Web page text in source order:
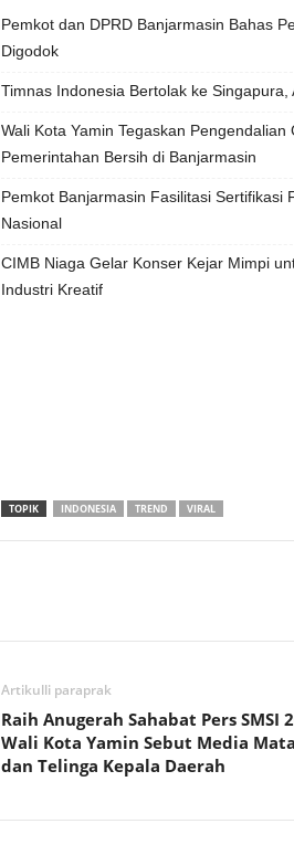
Pemkot dan DPRD Banjarmasin Bahas
Digodok
Timnas Indonesia Bertolak ke
Wali Kota Yamin Tegaskan
Pemerintahan Bersih di Banjarmasin
Pemkot Banjarmasin Fasilitasi Sertifikasi
Nasional
CIMB Niaga Gelar Konser Kejar Mimpi
Industri Kreatif
TOPIK INDONESIA TREND VIRAL
Artikulli paraprak
Raih Anugerah Sahabat Pers SMSI
Wali Kota Yamin Sebut Media Mata
dan Telinga Kepala Daerah